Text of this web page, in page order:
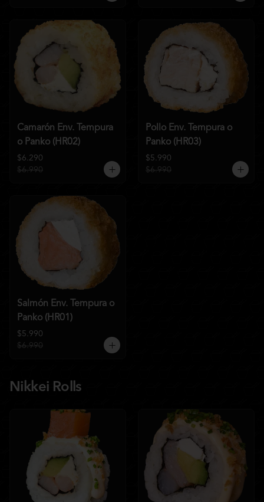
Camarón Env. Tempura
o Panko (HR02)
$6.290
$6.990
Pollo Env. Tempura o
Panko (HR03)
$5.990
$6.990
Salmón Env. Tempura o
Panko (HR01)
$5.990
$6.990
Nikkei Rolls